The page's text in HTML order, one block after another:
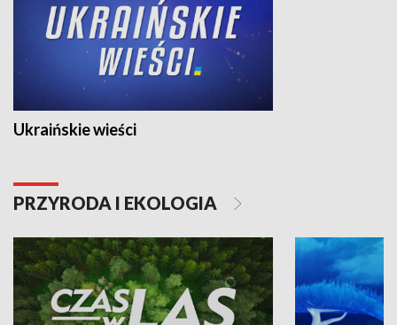
Ukraińskie wieści
PRZYRODA I EKOLOGIA